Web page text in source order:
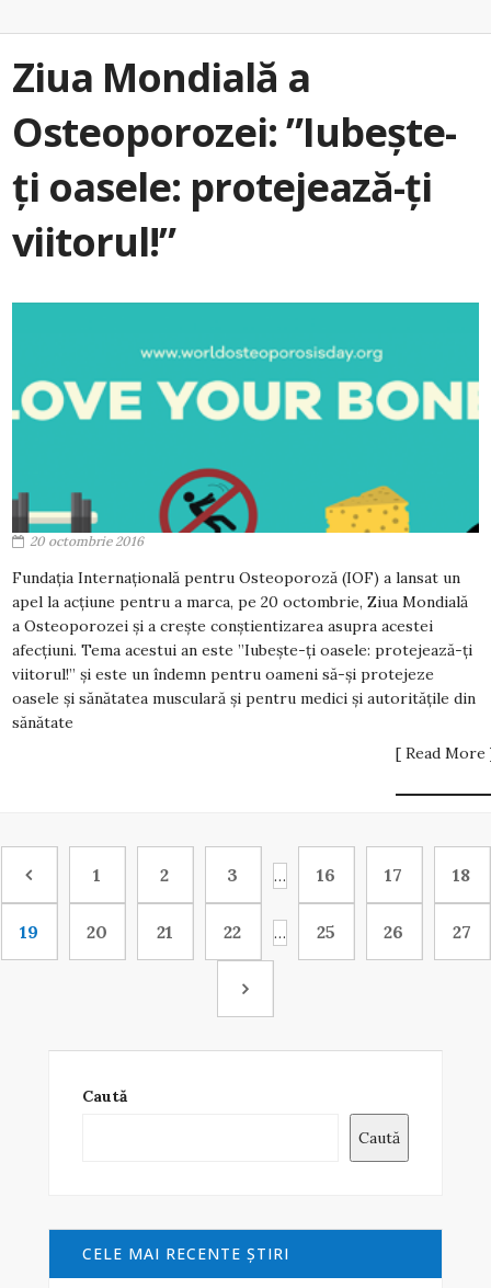
Ziua Mondială a
Osteoporozei: ”Iubește-
ți oasele: protejează-ți
viitorul!”
20 octombrie 2016
Fundația Internațională pentru Osteoporoză (IOF) a lansat un
apel la acțiune pentru a marca, pe 20 octombrie, Ziua Mondială
a Osteoporozei și a crește conștientizarea asupra acestei
afecțiuni. Tema acestui an este ”Iubește-ți oasele: protejează-ți
viitorul!” și este un îndemn pentru oameni să-și protejeze
oasele și sănătatea musculară și pentru medici și autoritățile din
sănătate
[ Read More
1 2 3 … 16 17 18
19 20 21 22 … 25 26 27
Caută
Caută
CELE MAI RECENTE ŞTIRI